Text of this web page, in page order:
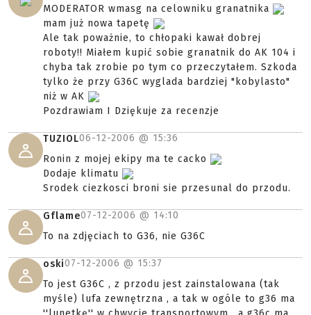
MODERATOR wmasg na celowniku granatnika
mam już nowa tapetę
Ale tak poważnie, to chłopaki kawał dobrej
roboty!! Miałem kupić sobie granatnik do AK 104 i
chyba tak zrobie po tym co przeczytałem. Szkoda
tylko że przy G36C wyglada bardziej "kobylasto"
niż w AK
Pozdrawiam I Dziękuje za recenzje
TUZIOL06-12-2006 @ 15:36
Ronin z mojej ekipy ma te cacko
Dodaje klimatu
Srodek ciezkosci broni sie przesunal do przodu.
Gflame07-12-2006 @ 14:10
To na zdjęciach to G36, nie G36C
oski07-12-2006 @ 15:37
To jest G36C , z przodu jest zainstalowana (tak
myśle) lufa zewnętrzna , a tak w ogóle to g36 ma